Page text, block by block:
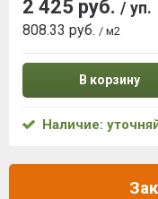
2 425 руб. / уп.
808.33 руб. / м2
В корзину
Наличие: